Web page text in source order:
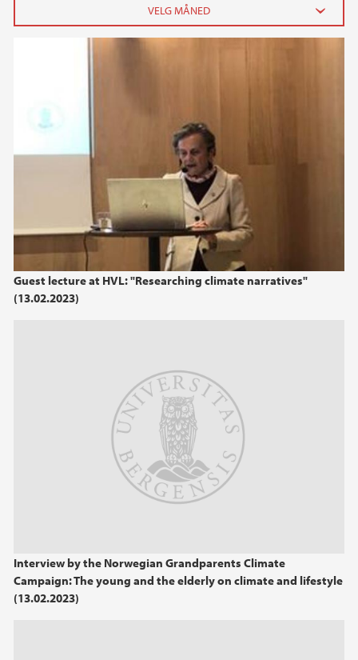
Guest lecture at HVL: "Researching climate narratives"
(13.02.2023)
Interview by the Norwegian Grandparents Climate
Campaign: The young and the elderly on climate and lifestyle
(13.02.2023)
2025
2024
2023
2022
2021
2016
2015
2014